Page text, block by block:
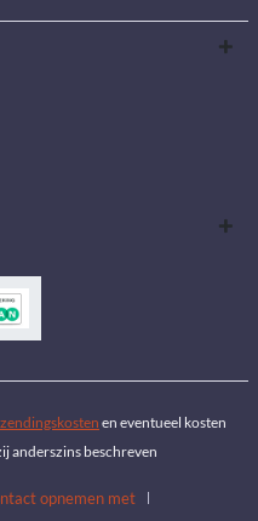
en eventueel kosten
anderszins beschreven
opnemen met